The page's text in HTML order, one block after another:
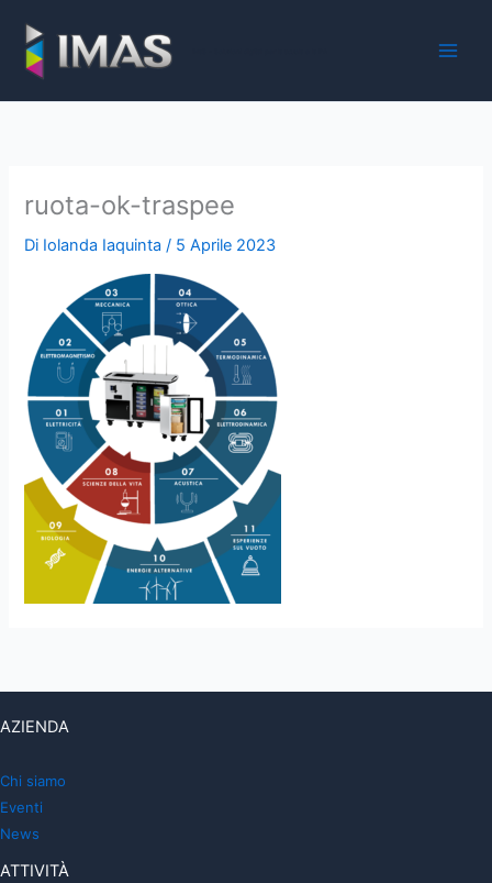
contenuto
ruota-ok-traspee
Di Iolanda Iaquinta/ 5 Aprile 2023
AZIENDA
Chi siamo
Eventi
News
ATTIVITÀ